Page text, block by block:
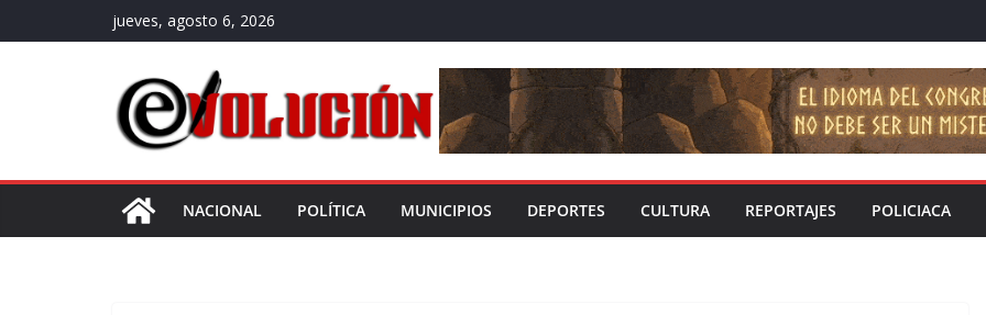
al
jueves, agosto 6, 2026
NACIONAL POLÍTICA MUNICIPIOS DEPORTES CULTURA REPORTAJES POLICIACA